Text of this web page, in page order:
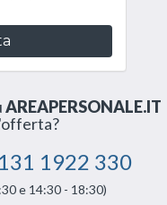
AREAPERSONALE.IT
1922 330
e 14:30 - 18:30)